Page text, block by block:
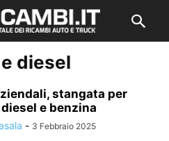
diesel
stangata per
e benzina
- 3 Febbraio 2025